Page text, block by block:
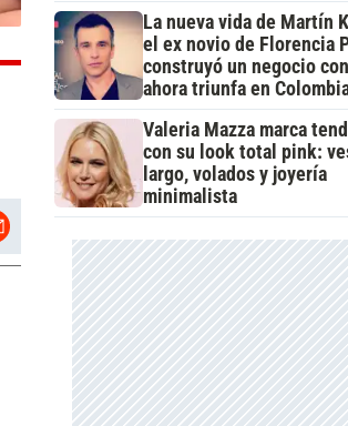
La nueva vida de Martín
el ex novio de Florencia
construyó un negocio
ahora triunfa en
Valeria Mazza marca
con su look total pink:
largo, volados y joyería
minimalista